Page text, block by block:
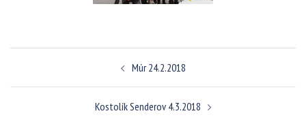
Múr 24.2.2018
Kostolík Senderov 4.3.2018